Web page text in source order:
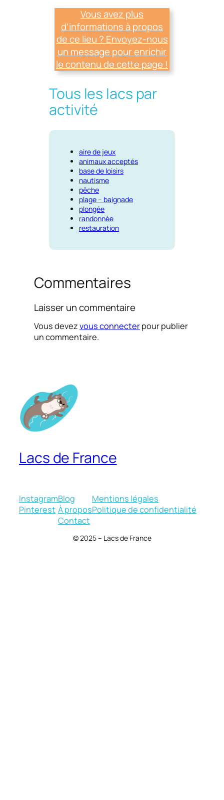
Vous avez plus
d’informations à propos
de ce lieu ? Envoyez-nous
un message pour enrichir
le contenu de cette page !
Tous les lacs par
activité
aire de jeux
animaux acceptés
base de loisirs
nautisme
pêche
plage – baignade
plongée
randonnée
restauration
Commentaires
Laisser un commentaire
Vous devezvous connecterpour publier
un commentaire.
Lacs de France
Instagram
Pinterest
Blog
À propos
Contact
Mentions légales
Politique de confidentialité
© 2025 – Lacs de France